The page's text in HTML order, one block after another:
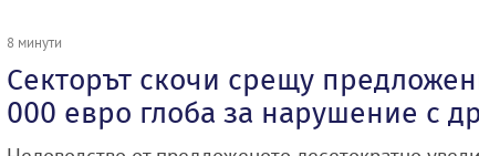
8 минути
Секторът скочи срещу
000 евро глоба за нарушение с